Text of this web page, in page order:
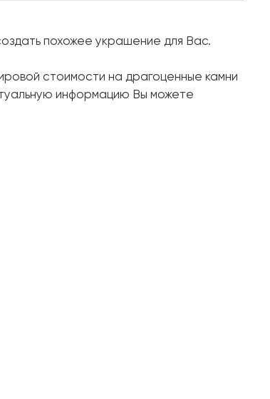
Кушон
58 шт. 1.069 карат.
похожее украшение для Вас.
стоимости на драгоценные камни
информацию Вы можете